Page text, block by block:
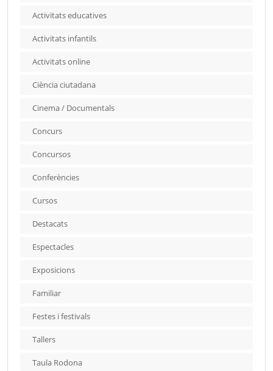
Activitats educatives
Activitats infantils
Activitats online
Ciència ciutadana
Cinema / Documentals
Concurs
Concursos
Conferències
Cursos
Destacats
Espectacles
Exposicions
Familiar
Festes i festivals
Tallers
Taula Rodona